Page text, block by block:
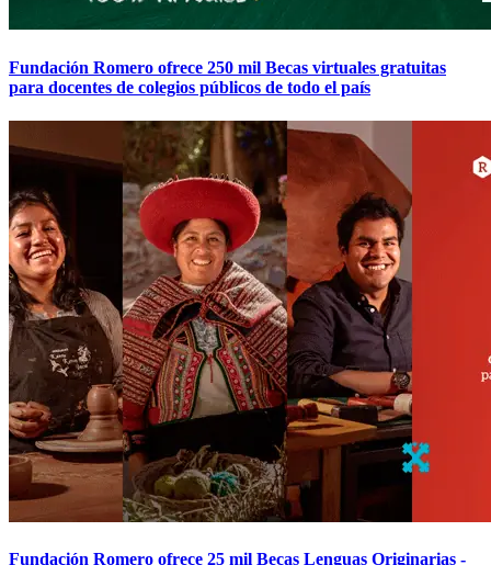
Fundación Romero ofrece 250 mil Becas virtuales gratuitas
para docentes de colegios públicos de todo el país
Fundación Romero ofrece 25 mil Becas Lenguas Originarias -